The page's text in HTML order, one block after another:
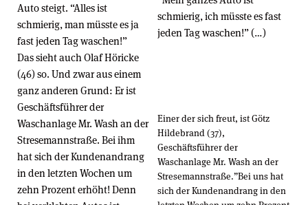
Auto steigt. “Alles ist
schmierig, man müsste es ja
fast jeden Tag waschen!”
schmierig, ich müsste es fast
jeden Tag waschen!” (…)
Das sieht auch Olaf Höricke
(46) so. Und zwar aus einem
ganz anderen Grund: Er ist
Geschäftsführer der
Waschanlage Mr. Wash an der
Stresemannstraße. Bei ihm
hat sich der Kundenandrang
in den letzten Wochen um
zehn Prozent erhöht! Denn
Einer der sich freut, ist Götz
Hildebrand (37),
Geschäftsführer der
Waschanlage Mr. Wash an der
Stresemannstraße.”Bei uns hat
sich der Kundenandrang in den